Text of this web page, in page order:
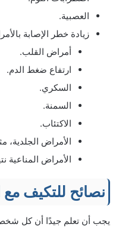
العصبية.
زيادة خطر الإصابة
أمراض القلب.
ارتفاع ضغط الدم.
السكري.
السمنة.
الاكتئاب.
الأمراض الجلدية،
الأمراض المناعية
نصائح للتكيف مع
يجب أن تعلم جيدًا أن كل